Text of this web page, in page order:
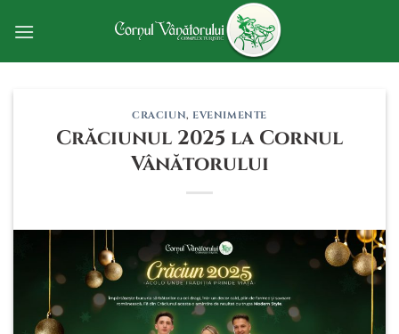
CRACIUN, EVENIMENTE
Crăciunul 2025 la Cornul
Vânătorului